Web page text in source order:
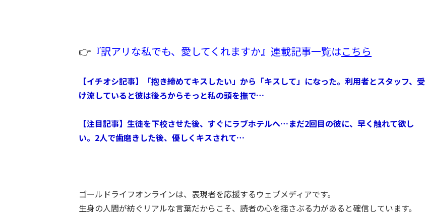
👉 『訳アリな私でも、愛してくれますか』連載記事一覧はこちら
【イチオシ記事】「抱き締めてキスしたい」から「キスして」になった。利用者とスタッフ、受
け流していると彼は後ろからそっと私の頭を撫で…
【注目記事】生徒を下校させた後、すぐにラブホテルへ…まだ2回目の彼に、早く触れて欲し
い。2人で歯磨きした後、優しくキスされて…
ゴールドライフオンラインは、表現者を応援するウェブメディアです。
生身の人間が紡ぐリアルな言葉だからこそ、読者の心を揺さぶる力があると確信しています。